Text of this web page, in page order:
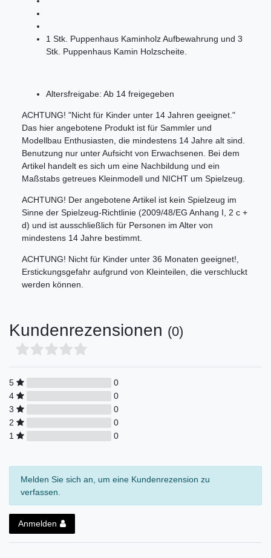
1 Stk. Puppenhaus Kaminholz Aufbewahrung und 3
Stk. Puppenhaus Kamin Holzscheite.
Altersfreigabe: Ab 14 freigegeben
ACHTUNG! "Nicht für Kinder unter 14 Jahren geeignet."
Das hier angebotene Produkt ist für Sammler und
Modellbau Enthusiasten, die mindestens 14 Jahre alt sind.
Benutzung nur unter Aufsicht von Erwachsenen. Bei dem
Artikel handelt es sich um eine Nachbildung und ein
Maßstabs getreues Kleinmodell und NICHT um Spielzeug.
ACHTUNG! Der angebotene Artikel ist kein Spielzeug im
Sinne der Spielzeug-Richtlinie (2009/48/EG Anhang I, 2 c +
d) und ist ausschließlich für Personen im Alter von
mindestens 14 Jahre bestimmt.
ACHTUNG! Nicht für Kinder unter 36 Monaten geeignet!,
Erstickungsgefahr aufgrund von Kleinteilen, die verschluckt
werden können.
Kundenrezensionen (0)
5
0
4
0
3
0
2
0
1
0
Melden Sie sich an, um eine Kundenrezension zu
verfassen.
Anmelden